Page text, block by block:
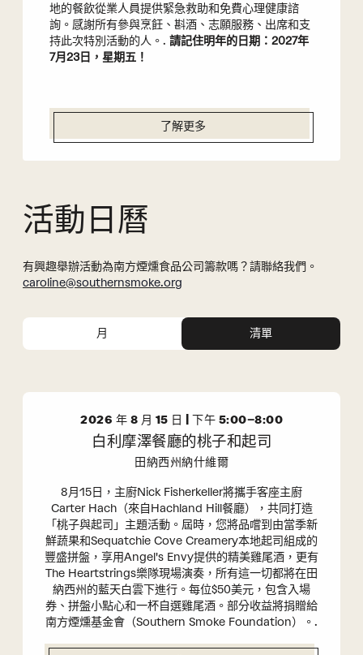
地的餐飲從業人員提供緊急救助和免費心理健康諮
詢。感謝所有參與烹飪、斟酒、志願服務、出席和支
持此次特別活動的人。. 請記住明年的日期：2027年
7月23日，星期五！
了解更多
活動日曆
有興趣舉辦活動為南方煙燻食品公司籌款嗎？請聯絡我們。
caroline@southernsmoke.org
搜
件
視
航
清單
月
2026 年 8 月 15 日 | 下午 5:00–8:00
白利摩澤餐廳的桃子和起司
田納西州納什維爾
8月15日，主廚Nick Fisherkeller將攜手客座主廚
Carter Hach（來自Hachland Hill餐廳），共同打造
「桃子與起司」主題活動。屆時，您將品嚐到由當季新
鮮蔬果和Sequatchie Cove Creamery本地起司組成的
豐盛拼盤，享用Angel's Envy提供的精美雞尾酒，更有
The Heartstrings樂隊現場演奏，所有這一切都將在田
納西州的藍天白雲下進行。每位$50美元，包含入場
券、拼盤小點心和一杯自選雞尾酒。部分收益將捐贈給
南方煙燻基金會（Southern Smoke Foundation）。.